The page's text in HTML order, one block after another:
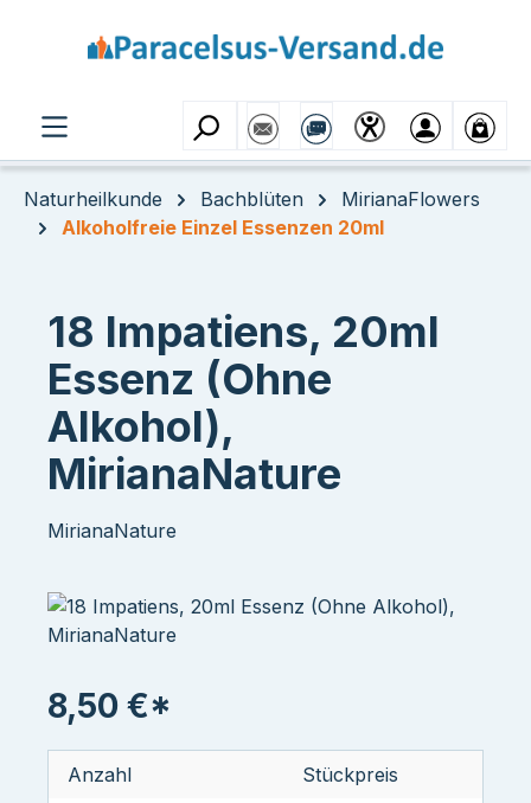
Naturheilkunde Bachblüten
MirianaFlowers
Alkoholfreie Einzel Essenzen 20ml
18 Impatiens, 20ml
Essenz (Ohne
Alkohol),
MirianaNature
MirianaNature
8,50 €*
Anzahl Stückpreis